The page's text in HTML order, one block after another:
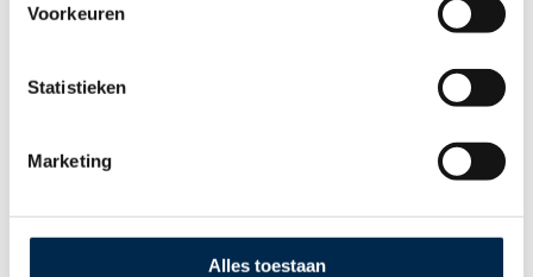
Voorkeuren
Statistieken
Marketing
Alles toestaan
18 september, 2025
Prinsjesdag 2025: wat betekent dit voor jouw